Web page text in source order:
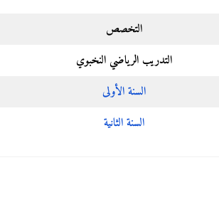
التخصص
التدريب الرياضي النخبوي
السنة الأولى
السنة الثانية